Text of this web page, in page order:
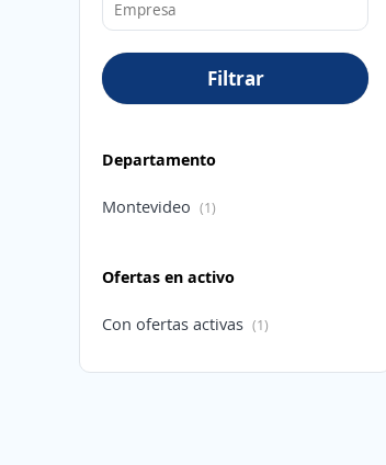
Filtrar
Departamento
Montevideo (1)
Ofertas en activo
Con ofertas activas (1)